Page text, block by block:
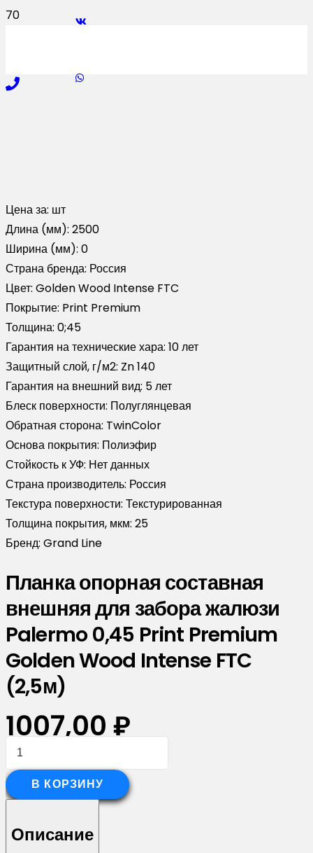
Цена за: шт
Длина (мм): 2500
Ширина (мм): 0
Страна бренда: Россия
Цвет: Golden Wood Intense FTC
Покрытие: Print Premium
Толщина: 0;45
Гарантия на технические хара: 10 лет
Защитный слой, г/м2: Zn 140
Гарантия на внешний вид: 5 лет
Блеск поверхности: Полуглянцевая
Обратная сторона: TwinColor
Основа покрытия: Полиэфир
Стойкость к УФ: Нет данных
Страна производитель: Россия
Текстура поверхности: Текстурированная
Толщина покрытия, мкм: 25
Бренд: Grand Line
Планка опорная составная
внешняя для забора жалюзи
Palermo 0,45 Print Premium
Golden Wood Intense FTC
(2,5м)
1007,00 ₽
Количество
Планка
опорная
внешняя
В КОРЗИНУ
Описание